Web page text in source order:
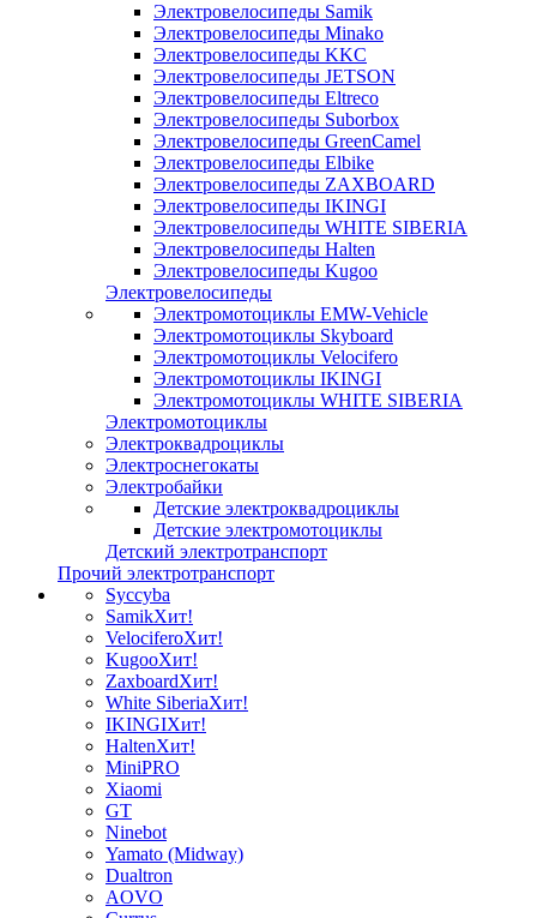
Электровелосипеды Samik
Электровелосипеды Minako
Электровелосипеды KKC
Электровелосипеды JETSON
Электровелосипеды Eltreco
Электровелосипеды Suborbox
Электровелосипеды GreenCamel
Электровелосипеды Elbike
Электровелосипеды ZAXBOARD
Электровелосипеды IKINGI
Электровелосипеды WHITE SIBERIA
Электровелосипеды Halten
Электровелосипеды Kugoo
Электровелосипеды
Электромотоциклы EMW-Vehicle
Электромотоциклы Skyboard
Электромотоциклы Velocifero
Электромотоциклы IKINGI
Электромотоциклы WHITE SIBERIA
Электромотоциклы
Электроквадроциклы
Электроснегокаты
Электробайки
Детские электроквадроциклы
Детские электромотоциклы
Детский электротранспорт
Прочий электротранспорт
Syccyba
SamikХит!
VelociferoХит!
KugooХит!
ZaxboardХит!
White SiberiaХит!
IKINGIХит!
HaltenХит!
MiniPRO
Xiaomi
GT
Ninebot
Yamato (Midway)
Dualtron
AOVO